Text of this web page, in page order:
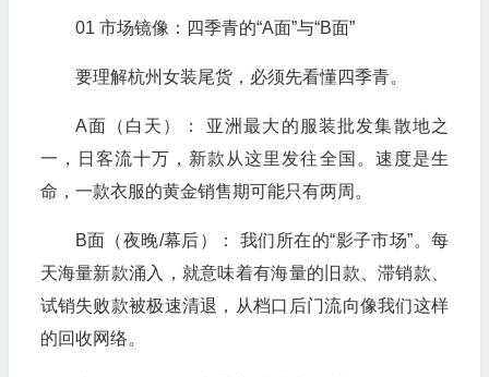
01 市场镜像：四季青的“A面”与“B面”
要理解杭州女装尾货，必须先看懂四季青。
A面（白天）： 亚洲最大的服装批发集散地之
一，日客流十万，新款从这里发往全国。速度是生
命，一款衣服的黄金销售期可能只有两周。
B面（夜晚/幕后）： 我们所在的“影子市场”。每
天海量新款涌入，就意味着有海量的旧款、滞销款、
试销失败款被极速清退，从档口后门流向像我们这样
的回收网络。